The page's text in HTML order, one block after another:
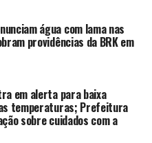
água com lama nas
providências da BRK em
em alerta para baixa
temperaturas; Prefeitura
sobre cuidados com a